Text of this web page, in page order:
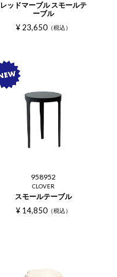
レッドマーブル スモールテ
ーブル
¥ 23,650 税込
958952
CLOVER
スモールテーブル
¥ 14,850 税込